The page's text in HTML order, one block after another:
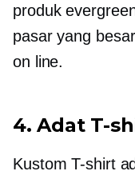
produk
pasar yang
on line.
4. Adat T-
KustomT-shirt